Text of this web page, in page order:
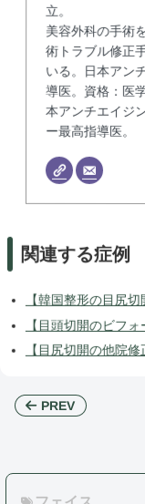
立。
美容外科の手術
術トラブル修正
いる。日本アン
導医。資格：医
本アンチエイジ
ー最高指導医。
関連する症例
【韓国整形の目尻
【目頭切開のビフ
【目尻切開の他院
PREV